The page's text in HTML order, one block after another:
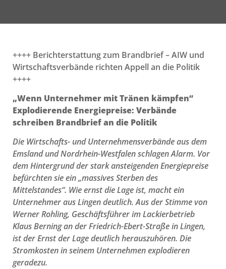
++++ Berichterstattung zum Brandbrief – AIW und
Wirtschaftsverbände richten Appell an die Politik
++++
„Wenn Unternehmer mit Tränen kämpfen“
Explodierende Energiepreise: Verbände
schreiben Brandbrief an die Politik
Die Wirtschafts- und Unternehmensverbände aus dem
Emsland und Nordrhein-Westfalen schlagen Alarm. Vor
dem Hintergrund der stark ansteigenden Energiepreise
befürchten sie ein „massives Sterben des
Mittelstandes“. Wie ernst die Lage ist, macht ein
Unternehmer aus Lingen deutlich. Aus der Stimme von
Werner Rohling, Geschäftsführer im Lackierbetrieb
Klaus Berning an der Friedrich-Ebert-Straße in Lingen,
ist der Ernst der Lage deutlich herauszuhören. Die
Stromkosten in seinem Unternehmen explodieren
geradezu.